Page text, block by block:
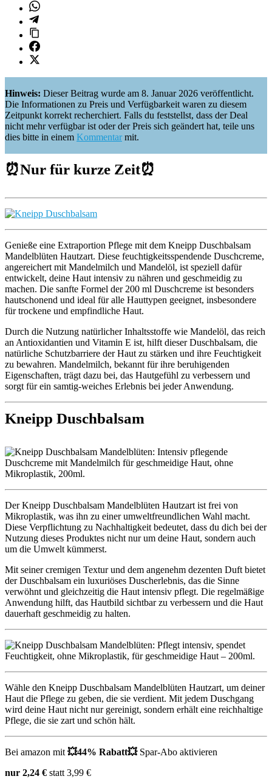
Hinweis: Dieser Beitrag wurde am 8. Januar 2026 veröffentlicht.
Die Informationen zu Preis und Verfügbarkeit waren zu diesem
Zeitpunkt korrekt recherchiert. Falls du feststellst, dass der Deal
nicht mehr verfügbar ist oder der Preis sich geändert hat, teile uns
dies bitte in einem Kommentarmit.
⏰Nur für kurze Zeit⏰
Genieße eine Extraportion Pflege mit dem Kneipp Duschbalsam
Mandelblüten Hautzart. Diese feuchtigkeitsspendende Duschcreme,
angereichert mit Mandelmilch und Mandelöl, ist speziell dafür
entwickelt, deine Haut intensiv zu nähren und geschmeidig zu
machen. Die sanfte Formel der 200 ml Duschcreme ist besonders
hautschonend und ideal für alle Hauttypen geeignet, insbesondere
für trockene und empfindliche Haut.
Durch die Nutzung natürlicher Inhaltsstoffe wie Mandelöl, das reich
an Antioxidantien und Vitamin E ist, hilft dieser Duschbalsam, die
natürliche Schutzbarriere der Haut zu stärken und ihre Feuchtigkeit
zu bewahren. Mandelmilch, bekannt für ihre beruhigenden
Eigenschaften, trägt dazu bei, das Hautgefühl zu verbessern und
sorgt für ein samtig-weiches Erlebnis bei jeder Anwendung.
Kneipp Duschbalsam
Der Kneipp Duschbalsam Mandelblüten Hautzart ist frei von
Mikroplastik, was ihn zu einer umweltfreundlichen Wahl macht.
Diese Verpflichtung zu Nachhaltigkeit bedeutet, dass du dich bei der
Nutzung dieses Produktes nicht nur um deine Haut, sondern auch
um die Umwelt kümmerst.
Mit seiner cremigen Textur und dem angenehm dezenten Duft bietet
der Duschbalsam ein luxuriöses Duscherlebnis, das die Sinne
verwöhnt und gleichzeitig die Haut intensiv pflegt. Die regelmäßige
Anwendung hilft, das Hautbild sichtbar zu verbessern und die Haut
dauerhaft geschmeidig zu halten.
Wähle den Kneipp Duschbalsam Mandelblüten Hautzart, um deiner
Haut die Pflege zu geben, die sie verdient. Mit jedem Duschgang
wird deine Haut nicht nur gereinigt, sondern erhält eine reichhaltige
Pflege, die sie zart und schön hält.
Bei amazon mit 💥44% Rabatt💥 Spar-Abo aktivieren
nur 2,24 € statt 3,99 €